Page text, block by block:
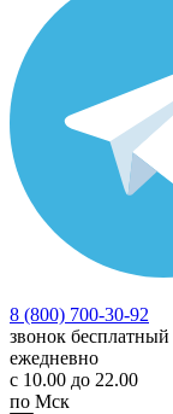
8 (800) 700-30-92
звонок бесплатный
ежедневно
с 10.00 до 22.00
по Мск